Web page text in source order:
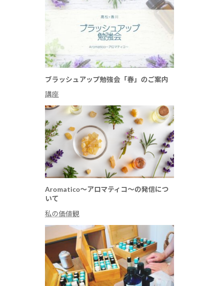
ブラッシュアップ勉強会「春」のご案内
講座
Aromatico～アロマティコ～の発信につ
いて
私の価値観